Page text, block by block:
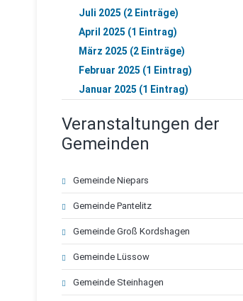
Juli 2025 (2 Einträge)
April 2025 (1 Eintrag)
März 2025 (2 Einträge)
Februar 2025 (1 Eintrag)
Januar 2025 (1 Eintrag)
Veranstaltungen der
Gemeinden
Navigation
überspringen
Gemeinde Niepars
Gemeinde Pantelitz
Gemeinde Groß Kordshagen
Gemeinde Lüssow
Gemeinde Steinhagen